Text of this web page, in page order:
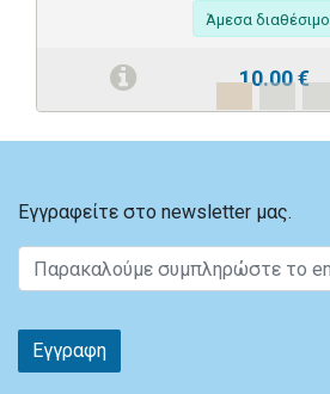
Άμεσα διαθέσιμο
10.00€
Εγγραφείτε στο newsletter μας.
Εγγραφη